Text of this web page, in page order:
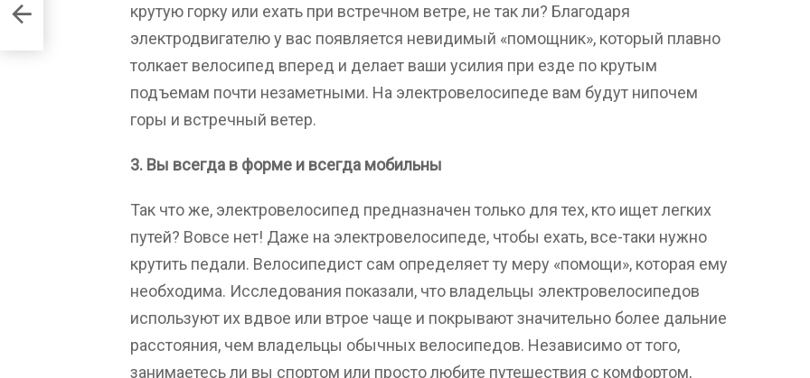
крутую горку или ехать при встречном ветре, не так ли? Благодаря
электродвигателю у вас появляется невидимый «помощник», который плавно
толкает велосипед вперед и делает ваши усилия при езде по крутым
подъемам почти незаметными. На электровелосипеде вам будут нипочем
горы и встречный ветер.
3. Вы всегда в форме и всегда мобильны
Так что же, электровелосипед предназначен только для тех, кто ищет легких
путей? Вовсе нет! Даже на электровелосипеде, чтобы ехать, все-таки нужно
крутить педали. Велосипедист сам определяет ту меру «помощи», которая ему
необходима. Исследования показали, что владельцы электровелосипедов
используют их вдвое или втрое чаще и покрывают значительно более дальние
расстояния, чем владельцы обычных велосипедов. Независимо от того,
занимаетесь ли вы спортом или просто любите путешествия с комфортом,